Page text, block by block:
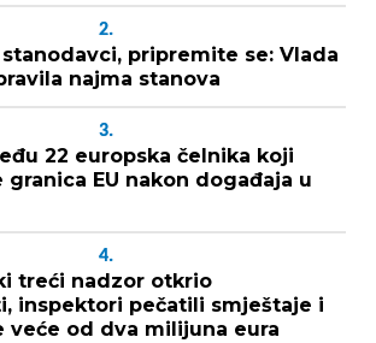
2.
pripremite se: Vlada
najma stanova
3.
22 europska čelnika koji
granica EU nakon događaja u
4.
treći nadzor otkrio
inspektori pečatili smještaje i
veće od dva milijuna eura